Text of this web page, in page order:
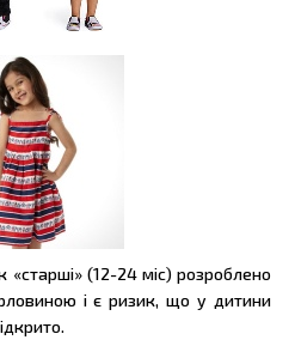
«старші» (12-24 міс) розроблено
і є ризик, що у дитини